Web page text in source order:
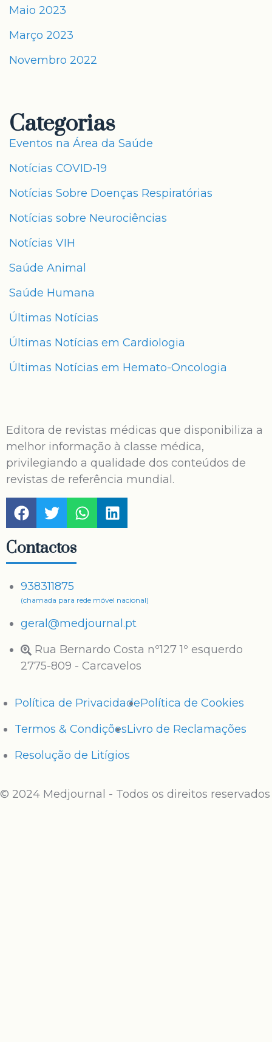
Maio 2023
Março 2023
Novembro 2022
Categorias
Eventos na Área da Saúde
Notícias COVID-19
Notícias Sobre Doenças Respiratórias
Notícias sobre Neurociências
Notícias VIH
Saúde Animal
Saúde Humana
Últimas Notícias
Últimas Notícias em Cardiologia
Últimas Notícias em Hemato-Oncologia
Editora de revistas médicas que disponibiliza a
melhor informação à classe médica,
privilegiando a qualidade dos conteúdos de
revistas de referência mundial.
Contactos
938311875
(chamada para rede móvel nacional)
geral@medjournal.pt
Rua Bernardo Costa nº127 1º esquerdo
2775-809 - Carcavelos
Política de PrivacidadePolítica de Cookies
Termos & CondiçõesLivro de Reclamações
Resolução de Litígios
© 2024 Medjournal - Todos os direitos reservados